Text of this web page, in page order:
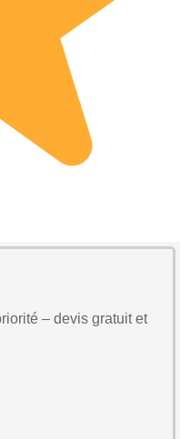
– devis gratuit et